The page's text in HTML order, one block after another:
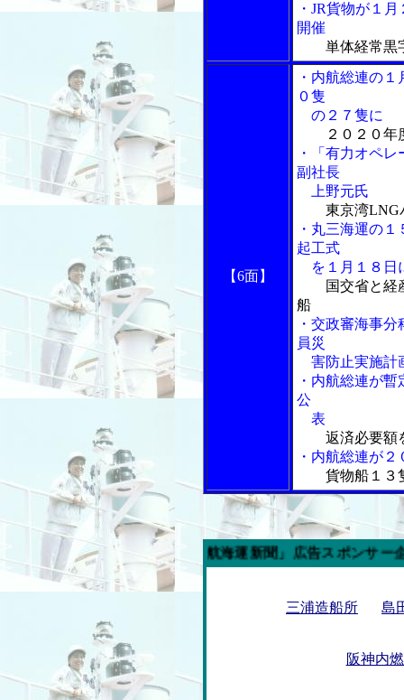
・JR貨物が１
開催
単体経常黒
【6面】
・内航総連の
０隻
の２７隻に
２０２０年
・「有力オペ
副社長
上野元氏
東京湾LNG
・丸三海運の
起工式
を１月１８日
国交省と経
船
・交政審海事
員災
害防止実施計
・内航総連が
公
表
返済必要額
・内航総連が
貨物船１３
今週の「内航海運新聞」広告スポンサー企業
三浦造船所 島
阪神内